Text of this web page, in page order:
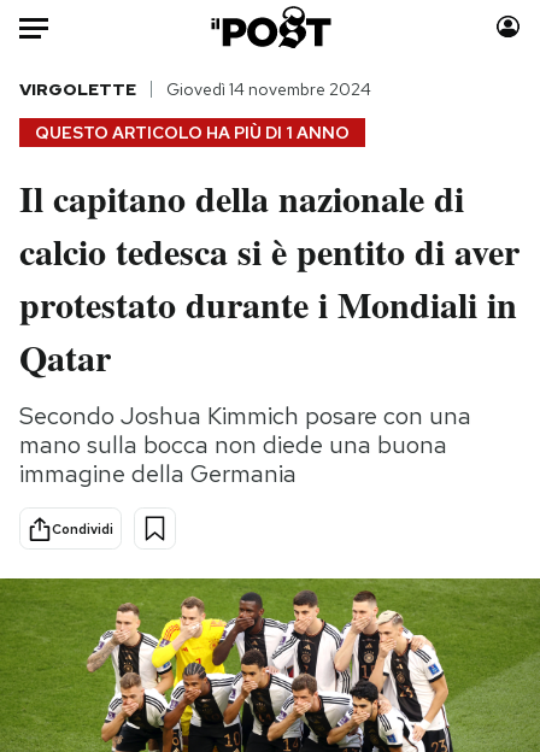
Auto
HOME
Italia
Politica
Tecnologia
Scienza
Cultura
Economia
Sport
Moda
Consumismi
Storie/Idee
Europa
Altrecose
PODCAST
NEWSLETTER
I MIEI PREFERITI
QUESTO ARTICOLO HA PIÙ DI 1 ANNO
VIRGOLETTE Giovedì 14 novembre 2024
Il capitano della nazionale di
calcio tedesca si è pentito di aver
protestato durante i Mondiali in
Qatar
Secondo Joshua Kimmich posare con una
mano sulla bocca non diede una buona
immagine della Germania
Condividi